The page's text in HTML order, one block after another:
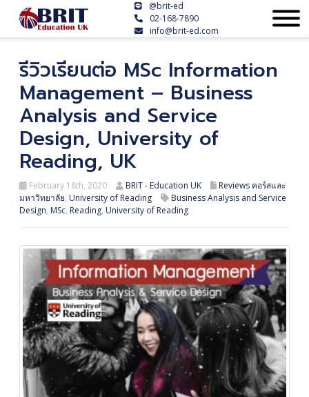
@brit-ed
02-168-7890
info@brit-ed.com
รีวิวเรียนต่อ MSc Information
Management – Business
Analysis and Service
Design, University of
Reading, UK
February 18th, 2020 BRIT - Education UK
Reviews คอร์สและ
มหาวิทยาลัย, University of Reading
Business Analysis and Service
Design, MSc, Reading, University of Reading